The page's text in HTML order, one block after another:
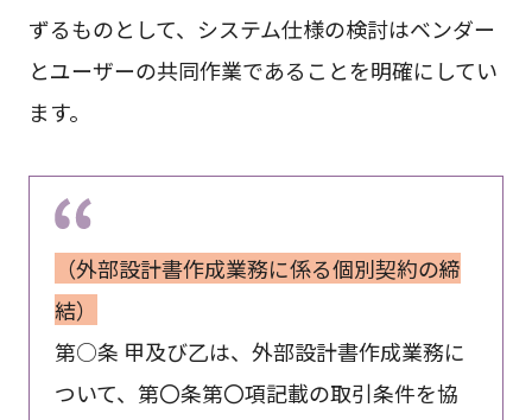
ずるものとして、システム仕様の検討はベンダー
とユーザーの共同作業であることを明確にしてい
ます。
（外部設計書作成業務に係る個別契約の締
結）
第○条 甲及び乙は、外部設計書作成業務に
ついて、第〇条第〇項記載の取引条件を協